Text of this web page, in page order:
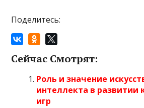
Поделитесь:
Сейчас Смотрят:
Роль и значение
интеллекта в развитии
игр